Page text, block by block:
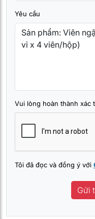
Yêu cầu
Vui lòng hoàn thành xác
Tôi đã đọc và đồng ý với